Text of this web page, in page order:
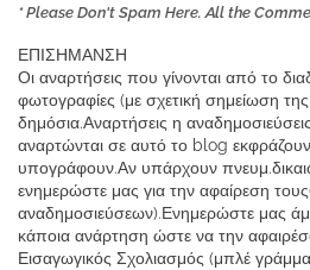
* Please Don't Spam Here. All the
ΕΠΙΣΗΜΑΝΣΗ
Οι αναρτήσεις που γίνονται από το
φωτογραφίες (με σχετική σημείωση
δημόσια.Αναρτήσεις η
αναρτώνται σε αυτό το blog
υπογράφουν.Αν υπάρχουν
ενημερώστε μας για την αφαίρεση
αναδημοσιεύσεων).Ενημερώστε μας
κάποια ανάρτηση ώστε να την
Εισαγωγικός Σχολιασμός (μπλέ